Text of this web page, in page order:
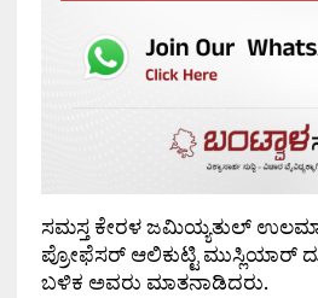
ಸಮಸ್ತ ಕೇರಳ ಜಮಿಯ್ಯತುಲ್
ಪ್ರೋಫೆಸರ್ ಆಲಿಕುಟ್ಟಿ ಮುಸ್ಲಿಯಾರ್
ಬಳಿಕ ಅವರು ಮಾತನಾಡಿದರು.